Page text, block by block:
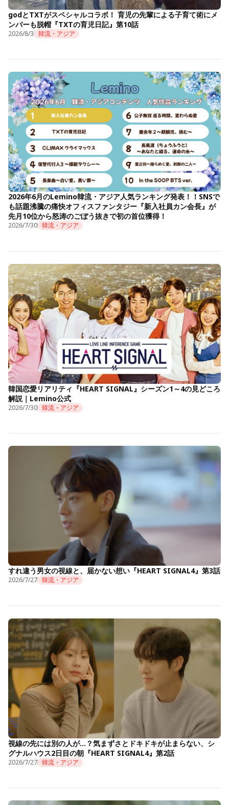
godとTXTがスペシャルコラボ！ 育児の先輩による子育て術にメ
ンバーも脱帽『TXTの育児日記』第10話
2026/8/3 韓流・アジア
2026年6月のLemino韓流・アジア人気ランキング発表！！SNSで
も話題沸騰の痛快オフィスファンタジー『新入社員カン会長』が
先月10位から怒涛のごぼう抜きで初の首位獲得！
2026/7/30 韓流・アジア
韓国恋愛リアリティ『HEART SIGNAL』シーズン1～4の見どころ
解説｜Lemino公式
2026/7/30 韓流・アジア
すれ違う男女の視線と、届かない想い『HEART SIGNAL4』第3話
2026/7/27 韓流・アジア
視線の先には別の人が…？気まずさとドキドキが止まらない、シ
グナルハウス2日目の朝『HEART SIGNAL4』第2話
2026/7/27 韓流・アジア